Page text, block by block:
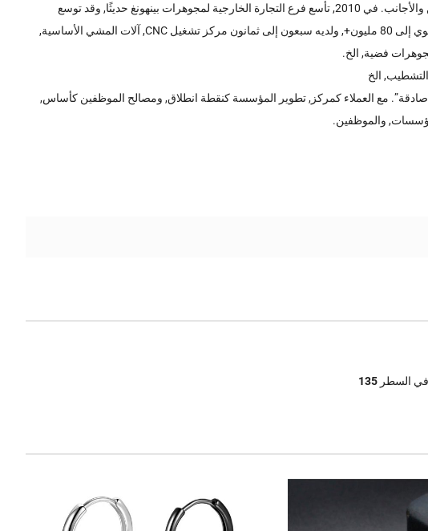
الشركة تقع في مركز تشغيل سوق تشانغآن المركزي في دونغغوان, مع فريق يتكون من عشرين إلى ثلاثين شخصًا من رجال الأعمال المحليين والأجانب. في 2010, تأسع فرع التجارة الخارجية لمجوهرات بينهونغ حديثًا, وقد توسع
المصنع مرة أخرى. يغطي المصنع مساحة حوالى 5000 متر مربع, مع حوالي 100 الموظفين و60+ من الكوادر الفنية. وصل حجم المبيعات السنوي إلى 80 مليون+, ولديه سبعون إلى ثمانون مركز تشغيل CNC, آلات المشي الأساسية,
صادقة”. مع العملاء كمركز, تطوير المؤسسة كنقطة انطلاق, ومصالح الموظفين كأساس,
والموظفين.
في السطر135